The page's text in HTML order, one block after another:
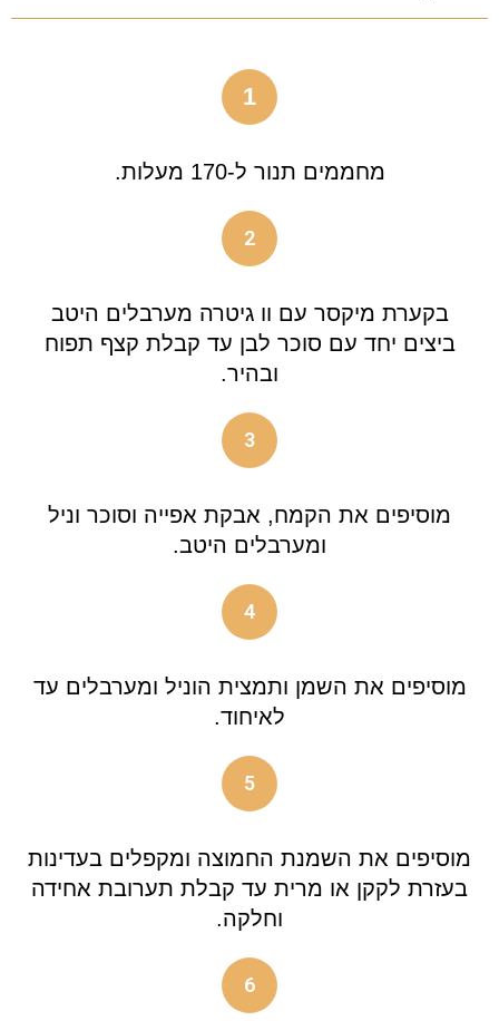
1
מחממים תנור ל-170 מעלות.
2
בקערת מיקסר עם וו גיטרה מערבלים היטב
ביצים יחד עם סוכר לבן עד קבלת קצף תפוח
ובהיר.
3
מוסיפים את הקמח, אבקת אפייה וסוכר וניל
ומערבלים היטב.
4
מוסיפים את השמן ותמצית הוניל ומערבלים עד
לאיחוד.
5
מוסיפים את השמנת החמוצה ומקפלים בעדינות
בעזרת לקקן או מרית עד קבלת תערובת אחידה
וחלקה.
6